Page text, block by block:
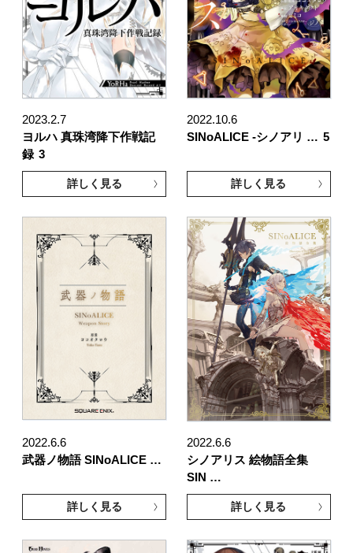
2023.2.7
ヨルハ 真珠湾降下作戦記
録 3
詳しく見る
2022.10.6
SINoALICE -シノアリ … 5
詳しく見る
2022.6.6
武器ノ物語 SINoALICE …
詳しく見る
2022.6.6
シノアリス 絵物語全集
SIN …
詳しく見る